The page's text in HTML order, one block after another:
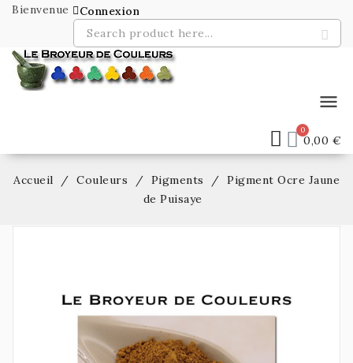
Bienvenue Connexion
menu
0,00 €
Accueil Couleurs Pigments
Pigment Ocre Jaune
de Puisaye